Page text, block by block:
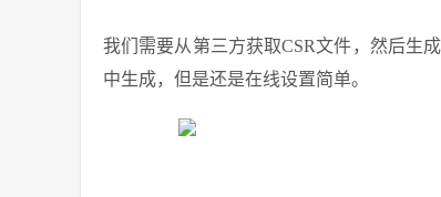
我们需要从第三方获取CSR文件，然后生
中生成，但是还是在线设置简单。